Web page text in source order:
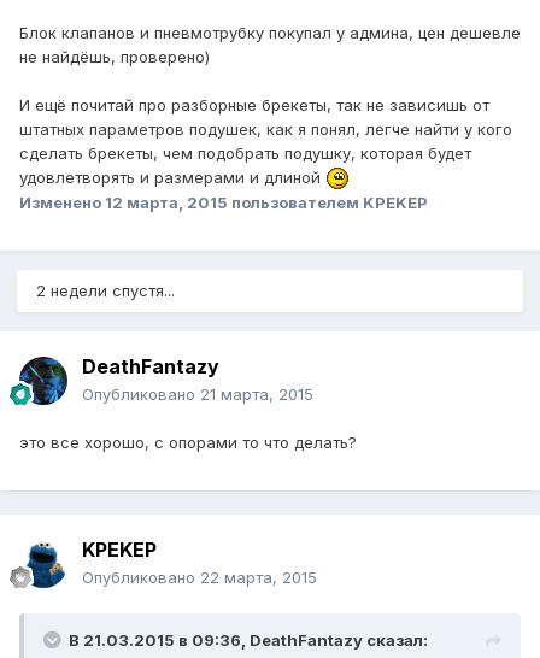
Блок клапанов и пневмотрубку покупал у админа, цен дешевле
не найдёшь, проверено)
И ещё почитай про разборные брекеты, так не зависишь от
штатных параметров подушек, как я понял, легче найти у кого
сделать брекеты, чем подобрать подушку, которая будет
удовлетворять и размерами и длиной
Изменено 12 марта, 2015 пользователем KPEKEP
2 недели спустя...
DeathFantazy
Опубликовано 21 марта, 2015
это все хорошо, с опорами то что делать?
KPEKEP
Опубликовано 22 марта, 2015
В 21.03.2015 в 09:36, DeathFantazy сказал: